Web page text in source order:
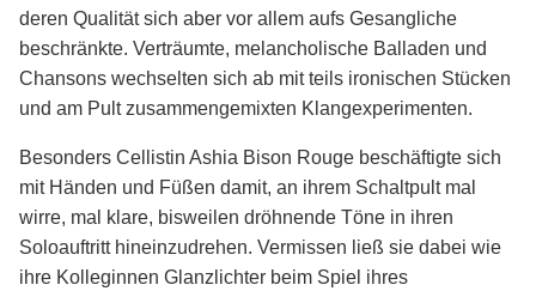
deren Qualität sich aber vor allem aufs Gesangliche
beschränkte. Verträumte, melancholische Balladen und
Chansons wechselten sich ab mit teils ironischen Stücken
und am Pult zusammengemixten Klangexperimenten.
Besonders Cellistin Ashia Bison Rouge beschäftigte sich
mit Händen und Füßen damit, an ihrem Schaltpult mal
wirre, mal klare, bisweilen dröhnende Töne in ihren
Soloauftritt hineinzudrehen. Vermissen ließ sie dabei wie
ihre Kolleginnen Glanzlichter beim Spiel ihres